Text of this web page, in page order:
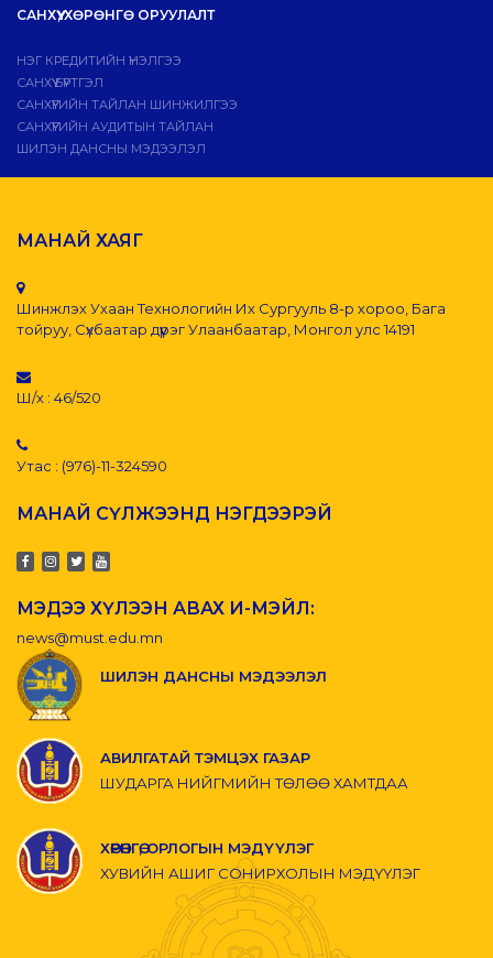
САНХҮҮ, ХӨРӨНГӨ ОРУУЛАЛТ
НЭГ КРЕДИТИЙН ҮНЭЛГЭЭ
САНХҮҮ БҮРТГЭЛ
САНХҮҮГИЙН ТАЙЛАН ШИНЖИЛГЭЭ
САНХҮҮГИЙН АУДИТЫН ТАЙЛАН
ШИЛЭН ДАНСНЫ МЭДЭЭЛЭЛ
МАНАЙ ХАЯГ
Шинжлэх Ухаан Технологийн Их Сургууль 8-р хороо, Бага
тойруу, Сүхбаатар дүүрэг Улаанбаатар, Монгол улс 14191
Ш/х : 46/520
Утас : (976)-11-324590
МАНАЙ СҮЛЖЭЭНД НЭГДЭЭРЭЙ
МЭДЭЭ ХҮЛЭЭН АВАХ И-МЭЙЛ:
news@must.edu.mn
ШИЛЭН ДАНСНЫ МЭДЭЭЛЭЛ
АВИЛГАТАЙ ТЭМЦЭХ ГАЗАР
ШУДАРГА НИЙГМИЙН ТӨЛӨӨ ХАМТДАА
ХӨРӨНГӨ, ОРЛОГЫН МЭДҮҮЛЭГ
ХУВИЙН АШИГ СОНИРХОЛЫН МЭДҮҮЛЭГ